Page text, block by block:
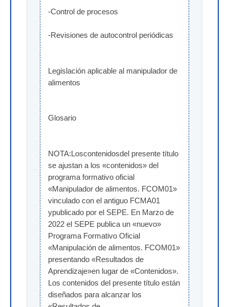
-Control de procesos
-Revisiones de autocontrol periódicas
Legislación aplicable al manipulador de
alimentos
Glosario
NOTA:Loscontenidosdel presente título
se ajustan a los «contenidos» del
programa formativo oficial
«Manipulador de alimentos. FCOM01»
vinculado con el antiguo FCMA01
ypublicado por el SEPE. En Marzo de
2022 el SEPE publica un «nuevo»
Programa Formativo Oficial
«Manipulación de alimentos. FCOM01»
presentando «Resultados de
Aprendizaje»en lugar de «Contenidos».
Los contenidos del presente título están
diseñados para alcanzar los